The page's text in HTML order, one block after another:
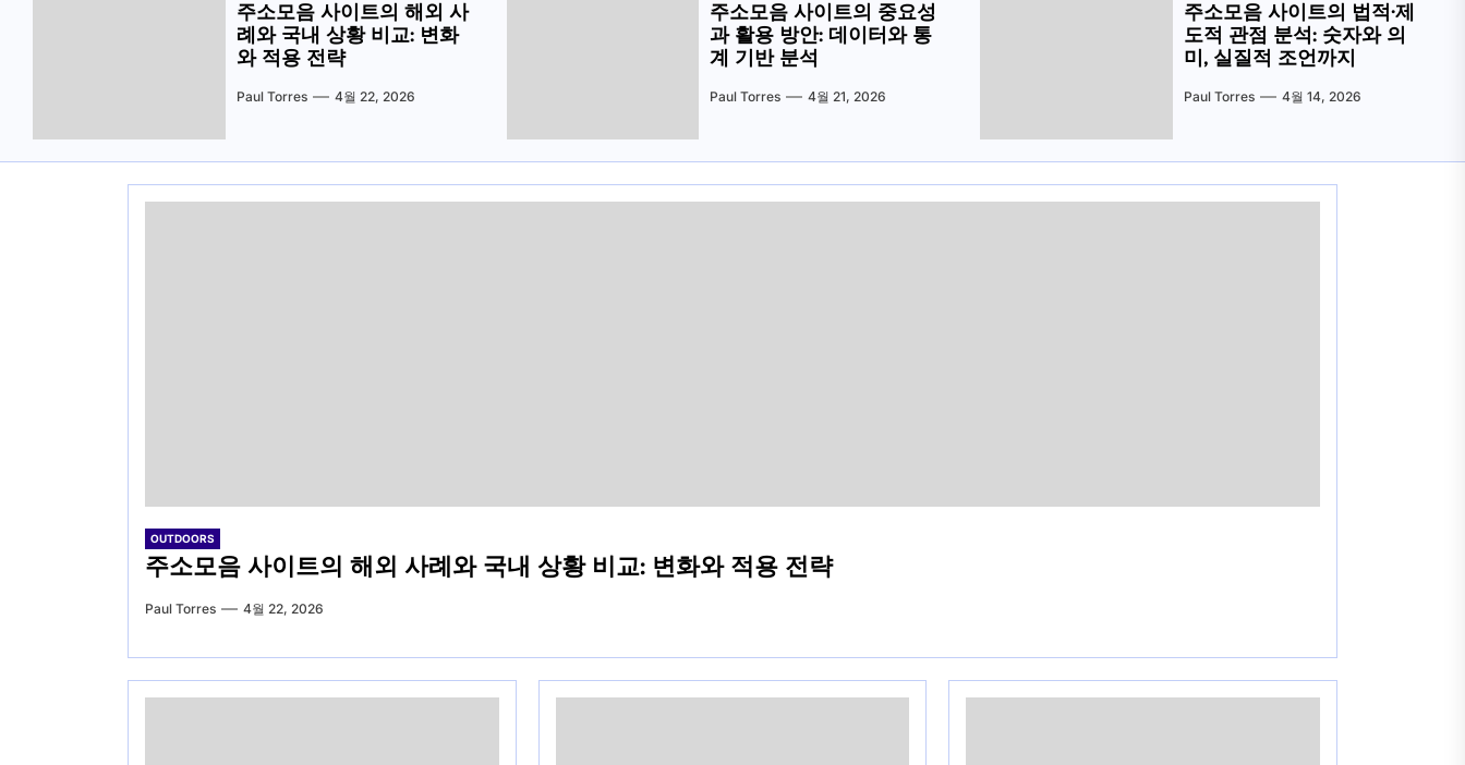
주소모음 사이트의 해외 사
례와 국내 상황 비교: 변화
와 적용 전략
Paul Torres 4월 22, 2026
주소모음 사이트의 중요성
과 활용 방안: 데이터와 통
계 기반 분석
Paul Torres 4월 21, 2026
주소모음 사이트의 법적·제
도적 관점 분석: 숫자와 의
미, 실질적 조언까지
Paul Torres 4월 14, 2026
OUTDOORS
주소모음 사이트의 해외 사례와 국내 상황 비교: 변화와 적용 전략
Paul Torres 4월 22, 2026